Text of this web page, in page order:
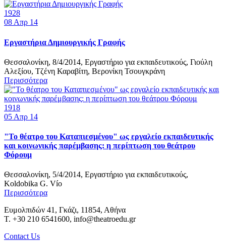
1928
08 Απρ 14
Εργαστήρια Δημιουργικής Γραφής
Θεσσαλονίκη, 8/4/2014, Εργαστήριο για εκπαιδευτικούς, Γιούλη
Αλεξίου, Τζένη Καραβίτη, Βερονίκη Τσουγκράνη
Περισσότερα
1918
05 Απρ 14
"Το θέατρο του Καταπιεσμένου" ως εργαλείο εκπαιδευτικής
και κοινωνικής παρέμβασης: η περίπτωση του θεάτρου
Φόρουμ
Θεσσαλονίκη, 5/4/2014, Εργαστήριο για εκπαιδευτικούς,
Koldobika G. Vío
Περισσότερα
Ευμολπιδών 41, Γκάζι, 11854, Αθήνα
T. +30 210 6541600, info@theatroedu.gr
Contact Us